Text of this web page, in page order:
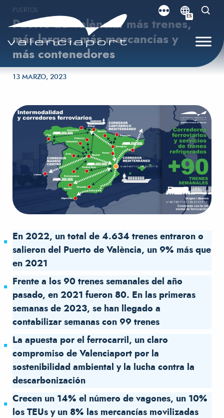
ES
PUERTOS
Puerto de València: más trenes,
más largos, más mercancías y
más contenedores
Publicado el
13 MARZO, 2023
En 2022, un total de 4.634 trenes entraron o
salieron del Puerto de València, un 9% más que
en 2021
Frente a los 90 trenes semanales del año
pasado, en 2021 fueron 80. En las primeras
semanas de 2023, se han llegado a
contabilizar semanas con 99 trenes
La apuesta por el ferrocarril, un claro
compromiso de Valenciaport por la
sostenibilidad ambiental y la lucha contra la
descarbonización
Crecen un 14% el número de vagones, un 10%
los TEUs y un 8% las mercancías movilizadas